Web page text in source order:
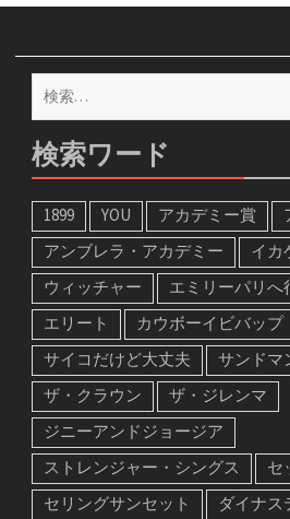
検
索:
検索ワード
1899 YOU アカデミー賞
アンブレラ・アカデミー
イカ
ウィッチャー
エミリーパリへ
エリート
カウボーイビバップ
サイコだけど大丈夫
サンドマ
ザ・クラウン
ザ・ジレンマ
ジニーアンドジョージア
ストレンジャー・シングス
セ
セリングサンセット
ダイナス